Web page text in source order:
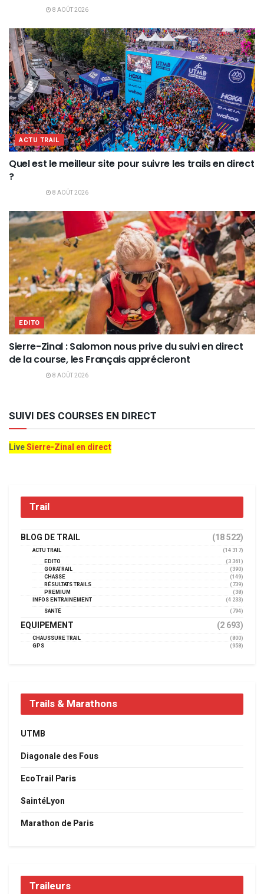
8 AOÛT 2026
ACTU TRAIL
Quel est le meilleur site pour suivre les trails en direct
?
8 AOÛT 2026
EDITO
Sierre-Zinal : Salomon nous prive du suivi en direct
de la course, les Français apprécieront
8 AOÛT 2026
SUIVI DES COURSES EN DIRECT
LiveSierre-Zinal en direct
Trail
BLOG DE TRAIL (18 522)
ACTU TRAIL
(14 317)
EDITO
(3 361)
GORATRAIL
(390)
CHASSE
(149)
RÉSULTATS TRAILS
(739)
PREMIUM
(38)
INFOS ENTRAINEMENT
(4 233)
SANTÉ
(794)
EQUIPEMENT (2 693)
CHAUSSURE TRAIL
(800)
GPS
(958)
Trails & Marathons
UTMB
Diagonale des Fous
EcoTrail Paris
SaintéLyon
Marathon de Paris
Traileurs